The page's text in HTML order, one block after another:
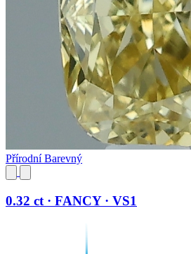
Přírodní Barevný
0.32 ct · FANCY · VS1